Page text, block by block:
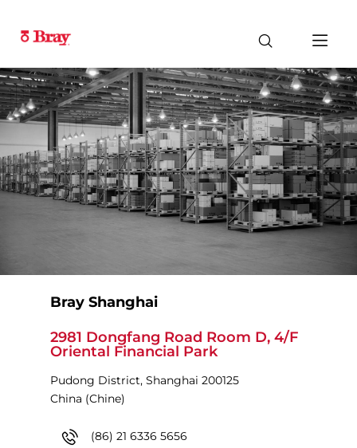
Bray Shanghai
2981 Dongfang Road Room D, 4/F
Oriental Financial Park
Pudong District, Shanghai 200125
China (Chine)
(86) 21 6336 5656